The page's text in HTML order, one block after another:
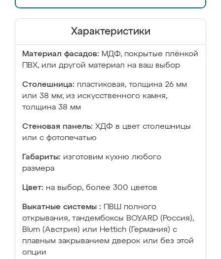
Характеристики
Материал фасадов: МДФ, покрытые плёнкой
ПВХ, или другой материал на ваш выбор
Столешница: пластиковая, толщина 26 мм
или 38 мм; из искусственного камня,
толщина 38 мм
Стеновая панель: ХДФ в цвет столешницы
или с фотопечатью
Габариты: изготовим кухню любого
размера
Цвет: на выбор, более 300 цветов
Выкатные системы :
ПВШ полного
открывания, тандембоксы BOYARD (Россия),
Blum (Австрия) или Hettich (Германия) с
плавным закрыванием дверок или без этой
опции